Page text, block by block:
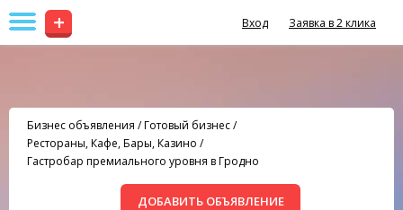
+ Вход Заявка в 2 клика
Бизнес объявления /Готовый бизнес/
Рестораны, Кафе, Бары, Казино /
Гастробар премиального уровня в Гродно
ДОБАВИТЬ ОБЪЯВЛЕНИЕ